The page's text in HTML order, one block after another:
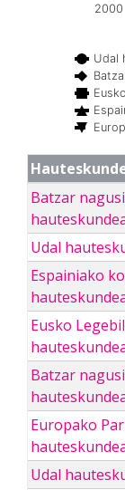
Udal
2000
Batzar
Udal
Espainiako
Eusko
Batzar
Europako
Udal